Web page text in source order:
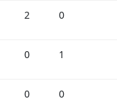
2 0
0 1
0 0